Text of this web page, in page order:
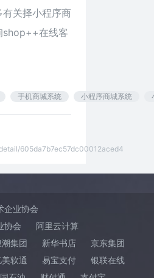
关择小程序商
shop++在线客
手机商城系统 小程序商城系统
605da7b7ec57dc00012aced4
企业协会
协会
阿里云计算
潮集团 新华书店
京东集团
软通 易宝支付
银联在线